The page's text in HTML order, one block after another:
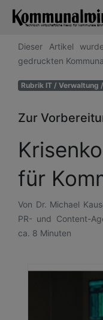
Dieser Artikel
gedruckten
Rubrik IT / Verwaltung
Zur
für
Von Dr. Michael
PR- und Content-
ca. 8 Minuten